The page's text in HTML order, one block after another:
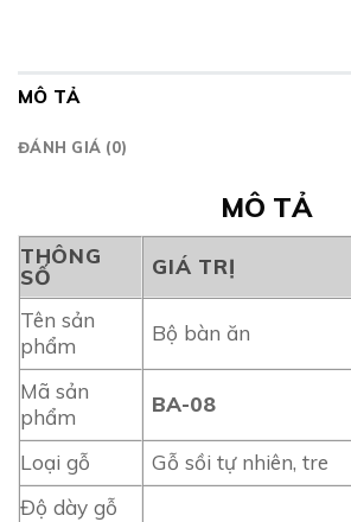
MÔ TẢ
ĐÁNH GIÁ (0)
MÔ TẢ
THÔNG
SỐ
GIÁ TRỊ
Tên sản
phẩm
Bộ bàn ăn
Mã sản
phẩm
BA-08
Loại gỗ
Gỗ sồi tự nhiên, tre
Độ dày gỗ